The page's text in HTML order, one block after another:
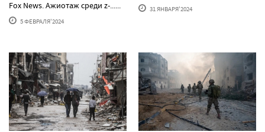
Fox News. Ажиотаж среди z-......
5 ФЕВРАЛЯ'2024
31 ЯНВАРЯ'2024